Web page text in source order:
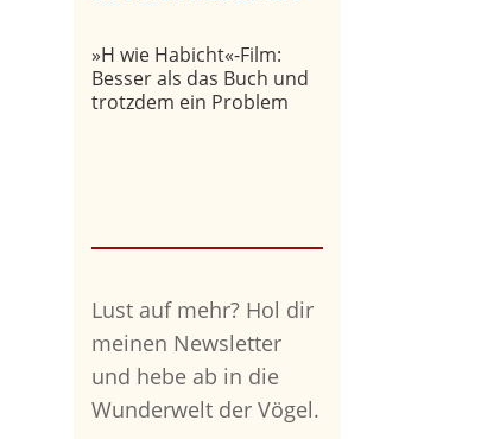
»H wie Habicht«-Film:
Besser als das Buch und
trotzdem ein Problem
Lust auf mehr? Hol dir
meinen Newsletter
und hebe ab in die
Wunderwelt der Vögel.